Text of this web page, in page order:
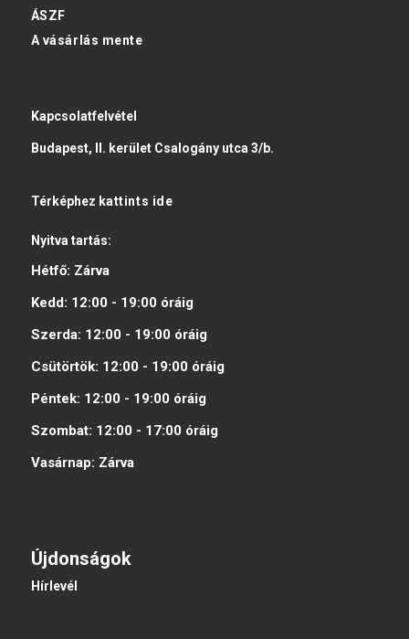
ÁSZF
A vásárlás mente
Kapcsolatfelvétel
Budapest, II. kerület Csalogány utca 3/b.
Térképhez kattints ide
Nyitva tartás:
Hétfő: Zárva
Kedd: 12:00 - 19:00 óráig
Szerda: 12:00 - 19:00 óráig
Csütörtök: 12:00 - 19:00 óráig
Péntek: 12:00 - 19:00 óráig
Szombat: 12:00 - 17:00 óráig
Vasárnap: Zárva
Újdonságok
Hírlevél